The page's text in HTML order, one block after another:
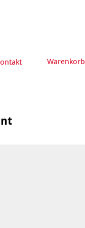
Warenkorb